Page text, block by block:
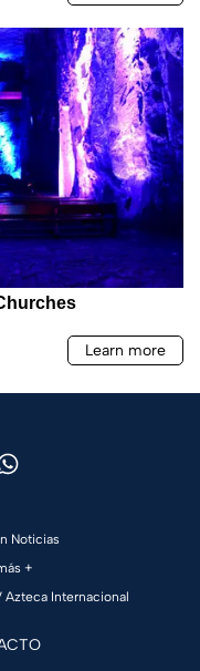
Noticias
+
Azteca Internacional